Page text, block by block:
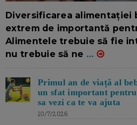
Diversificarea alimentației
extrem de importantă
Alimentele trebuie să fie
nu trebuie să ne ...
Primul an de viață al
un sfat important
sa vezi ca te va ajuta
10/7/2026